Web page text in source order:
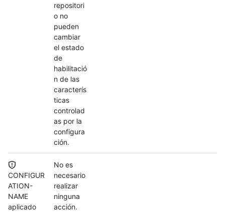
repositori
o no
pueden
cambiar
el estado
de
habilitació
n de las
caracterís
ticas
controlad
as por la
configura
ción.
CONFIGUR
ATION-
NAME
aplicado
No es
necesario
realizar
ninguna
acción.